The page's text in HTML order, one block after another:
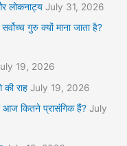
लोकनाट्य July 31, 2026
गुरु क्यों माना जाता है?
19, 2026
राह July 19, 2026
कितने प्रासंगिक हैं? July